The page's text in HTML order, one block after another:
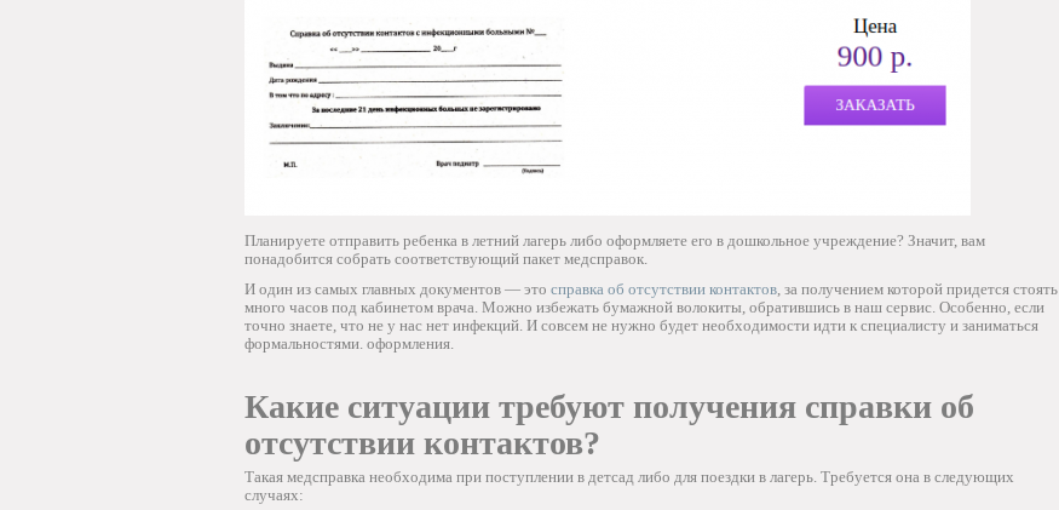
Планируете отправить ребенка в летний лагерь либо оформляете его в дошкольное учреждение? Значит, вам
понадобится собрать соответствующий пакет медсправок.
И один из самых главных документов — это справка об отсутствии контактов, за получением которой придется стоять
много часов под кабинетом врача. Можно избежать бумажной волокиты, обратившись в наш сервис. Особенно, если
точно знаете, что не у нас нет инфекций. И совсем не нужно будет необходимости идти к специалисту и заниматься
формальностями. оформления.
Какие ситуации требуют получения справки об
отсутствии контактов?
Такая медсправка необходима при поступлении в детсад либо для поездки в лагерь. Требуется она в следующих
случаях: